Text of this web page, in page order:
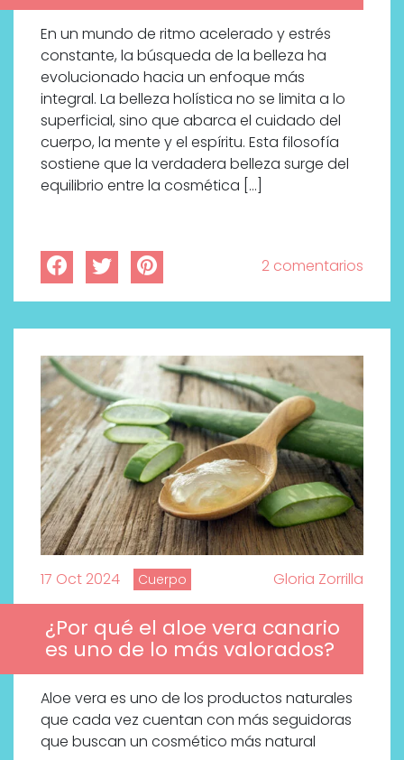
En un mundo de ritmo acelerado y estrés
constante, la búsqueda de la belleza ha
evolucionado hacia un enfoque más
integral. La belleza holística no se limita a lo
superficial, sino que abarca el cuidado del
cuerpo, la mente y el espíritu. Esta filosofía
sostiene que la verdadera belleza surge del
equilibrio entre la cosmética […]
2 comentarios
17 Oct 2024 Cuerpo Gloria Zorrilla
¿Por qué el aloe vera canario
es uno de lo más valorados?
Aloe vera es uno de los productos naturales
que cada vez cuentan con más seguidoras
que buscan un cosmético más natural